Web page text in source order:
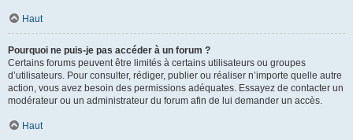
Haut
Pourquoi ne puis-je pas accéder à un forum ?
Certains forums peuvent être limités à certains utilisateurs ou groupes
d’utilisateurs. Pour consulter, rédiger, publier ou réaliser n’importe quelle autre
action, vous avez besoin des permissions adéquates. Essayez de contacter un
modérateur ou un administrateur du forum afin de lui demander un accès.
Haut